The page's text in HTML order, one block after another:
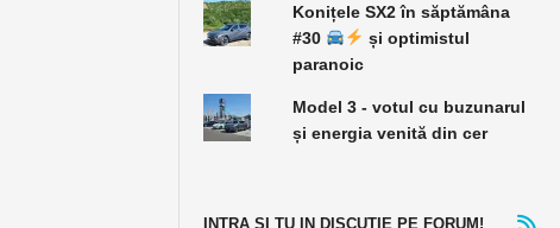
Konițele SX2 în săptămâna
#30
și optimistul
paranoic
Model 3 - votul cu buzunarul
și energia venită din cer
INTRA SI TU IN DISCUTIE PE FORUM!